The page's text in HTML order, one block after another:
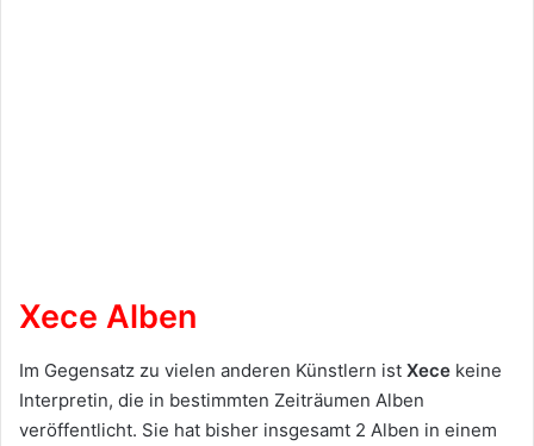
Xece Alben
Im Gegensatz zu vielen anderen Künstlern ist Xece keine
Interpretin, die in bestimmten Zeiträumen Alben
veröffentlicht. Sie hat bisher insgesamt 2 Alben in einem